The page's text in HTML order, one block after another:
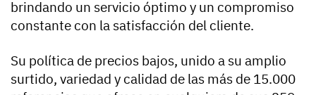
brindando un servicio óptimo y un compromiso
constante con la satisfacción del cliente.
Su política de precios bajos, unido a su amplio
surtido, variedad y calidad de las más de 15.000